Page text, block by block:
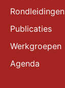
Rondleidingen
Publicaties
Werkgroepen
Agenda